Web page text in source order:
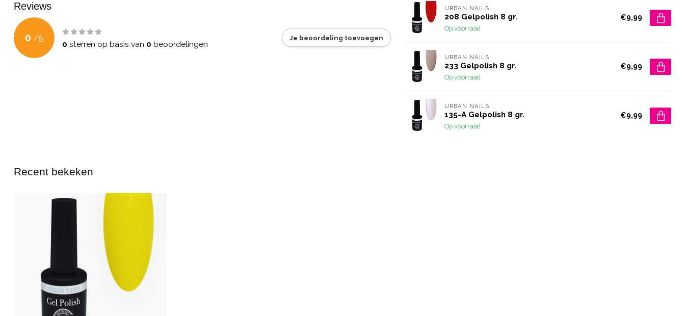
Reviews
0 /5
0 sterren op basis van 0 beoordelingen
Je beoordeling toevoegen
URBAN NAILS
208 Gelpolish 8 gr.
Op voorraad
€9,99
URBAN NAILS
233 Gelpolish 8 gr.
Op voorraad
€9,99
URBAN NAILS
135-A Gelpolish 8 gr.
Op voorraad
€9,99
Recent bekeken